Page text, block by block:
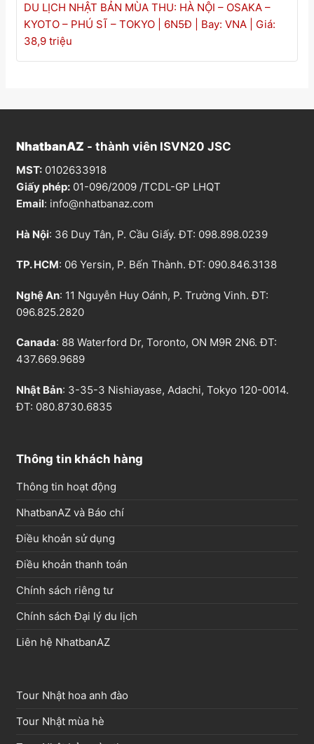
DU LỊCH NHẬT BẢN MÙA THU: HÀ NỘI – OSAKA –
KYOTO – PHÚ SĨ – TOKYO | 6N5Đ | Bay: VNA | Giá:
38,9 triệu
NhatbanAZ - thành viên ISVN20 JSC
MST: 0102633918
Giấy phép: 01-096/2009 /TCDL-GP LHQT
Email: info@nhatbanaz.com
Hà Nội: 36 Duy Tân, P. Cầu Giấy. ĐT: 098.898.0239
TP. HCM: 06 Yersin, P. Bến Thành. ĐT: 090.846.3138
Nghệ An: 11 Nguyễn Huy Oánh, P. Trường Vinh. ĐT:
096.825.2820
Canada: 88 Waterford Dr, Toronto, ON M9R 2N6. ĐT:
437.669.9689
Nhật Bản: 3-35-3 Nishiayase, Adachi, Tokyo 120-0014.
ĐT: 080.8730.6835
Thông tin khách hàng
Thông tin hoạt động
NhatbanAZ và Báo chí
Điều khoản sử dụng
Điều khoản thanh toán
Chính sách riêng tư
Chính sách Đại lý du lịch
Liên hệ NhatbanAZ
Tour Nhật hoa anh đào
Tour Nhật mùa hè